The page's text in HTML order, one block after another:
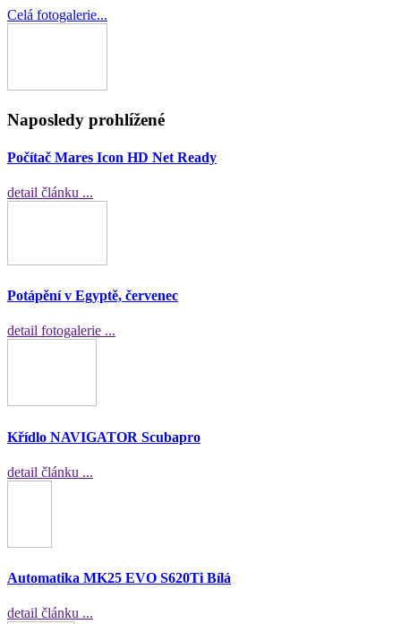
Celá fotogalerie...
Naposledy prohlížené
Počítač Mares Icon HD Net Ready
detail článku ...
Potápění v Egyptě, červenec
detail fotogalerie ...
Křídlo NAVIGATOR Scubapro
detail článku ...
Automatika MK25 EVO S620Ti Bílá
detail článku ...